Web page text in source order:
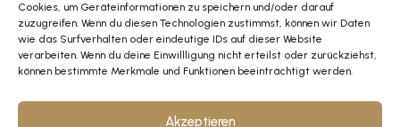
Cookies, um Geräteinformationen zu speichern und/oder darauf
zuzugreifen. Wenn du diesen Technologien zustimmst, können wir Daten
wie das Surfverhalten oder eindeutige IDs auf dieser Website
verarbeiten. Wenn du deine Einwillligung nicht erteilst oder zurückziehst,
können bestimmte Merkmale und Funktionen beeinträchtigt werden.
Akzeptieren
Rechtliches
Datenschutz